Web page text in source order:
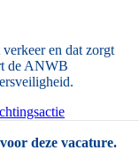
en dat zorgt
de ANWB
deze vacature.